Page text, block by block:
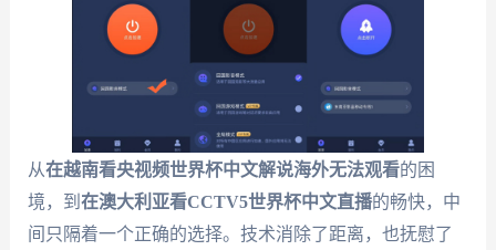
从在越南看央视频世界杯中文解说海外无法观看的困
境，到 在澳大利亚看CCTV5世界杯中文直播的畅快，中
间只隔着一个正确的选择。技术消除了距离，也抚慰了